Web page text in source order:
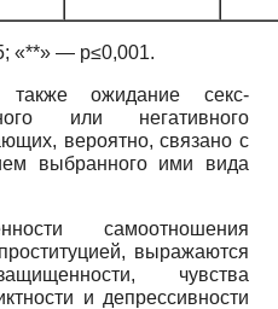
«**» — p≤0,001.
ожидание секс-
или негативного
вероятно, связано с
выбранного ими вида
самоотношения
выражаются
чувства
и депрессивности